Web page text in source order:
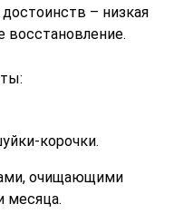
– низкая
восстановление.
корочки.
очищающими
месяца.